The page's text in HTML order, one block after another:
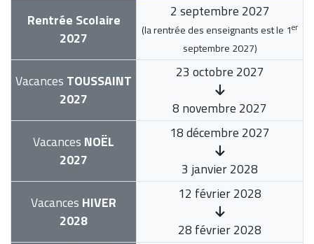
Rentrée Scolaire
2027
2 septembre 2027
(la rentrée des enseignants est le 1er
septembre 2027)
Vacances TOUSSAINT
2027
23 octobre 2027
8 novembre 2027
Vacances NOËL
2027
18 décembre 2027
3 janvier 2028
Vacances HIVER
2028
12 février 2028
28 février 2028